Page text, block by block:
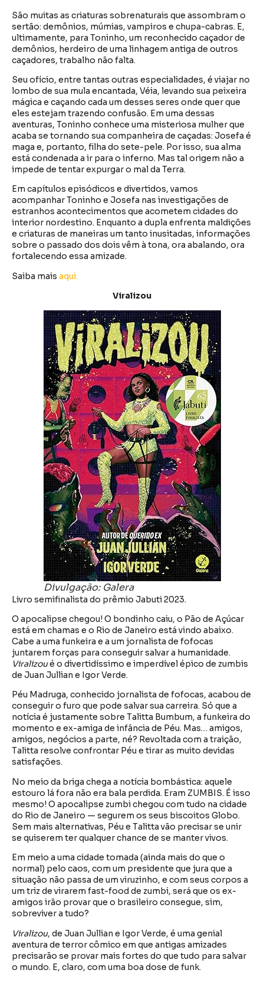
São muitas as criaturas sobrenaturais que assombram o
sertão: demônios, múmias, vampiros e chupa-cabras. E,
ultimamente, para Toninho, um reconhecido caçador de
demônios, herdeiro de uma linhagem antiga de outros
caçadores, trabalho não falta.
Seu ofício, entre tantas outras especialidades, é viajar no
lombo de sua mula encantada, Véia, levando sua peixeira
mágica e caçando cada um desses seres onde quer que
eles estejam trazendo confusão. Em uma dessas
aventuras, Toninho conhece uma misteriosa mulher que
acaba se tornando sua companheira de caçadas: Josefa é
maga e, portanto, filha do sete-pele. Por isso, sua alma
está condenada a ir para o inferno. Mas tal origem não a
impede de tentar expurgar o mal da Terra.
Em capítulos episódicos e divertidos, vamos
acompanhar Toninho e Josefa nas investigações de
estranhos acontecimentos que acometem cidades do
interior nordestino. Enquanto a dupla enfrenta maldições
e criaturas de maneiras um tanto inusitadas, informações
sobre o passado dos dois vêm à tona, ora abalando, ora
fortalecendo essa amizade.
Saiba mais aqui.
Viralizou
Divulgação: Galera
Livro semifinalista do prêmio Jabuti 2023.
O apocalipse chegou! O bondinho caiu, o Pão de Açúcar
está em chamas e o Rio de Janeiro está vindo abaixo.
Cabe a uma funkeira e a um jornalista de fofocas
juntarem forças para conseguir salvar a humanidade.
Viralizoué o divertidíssimo e imperdível épico de zumbis
de Juan Jullian e Igor Verde.
Péu Madruga, conhecido jornalista de fofocas, acabou de
conseguir o furo que pode salvar sua carreira. Só que a
notícia é justamente sobre Talitta Bumbum, a funkeira do
momento e ex-amiga de infância de Péu. Mas… amigos,
amigos, negócios a parte, né? Revoltada com a traição,
Talitta resolve confrontar Péu e tirar as muito devidas
satisfações.
No meio da briga chega a notícia bombástica: aquele
estouro lá fora não era bala perdida. Eram ZUMBIS. É isso
mesmo! O apocalipse zumbi chegou com tudo na cidade
do Rio de Janeiro — segurem os seus biscoitos Globo.
Sem mais alternativas, Péu e Talitta vão precisar se unir
se quiserem ter qualquer chance de se manter vivos.
Em meio a uma cidade tomada (ainda mais do que o
normal) pelo caos, com um presidente que jura que a
situação não passa de um viruzinho, e com seus corpos a
um triz de virarem fast-food de zumbi, será que os ex-
amigos irão provar que o brasileiro consegue, sim,
sobreviver a tudo?
Viralizou, de Juan Jullian e Igor Verde, é uma genial
aventura de terror cômico em que antigas amizades
precisarão se provar mais fortes do que tudo para salvar
o mundo. E, claro, com uma boa dose de funk.